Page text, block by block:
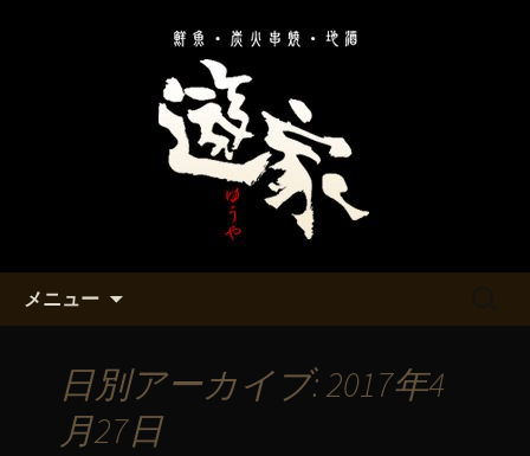
溝の口と二子玉川の居酒屋「遊
家～ゆうや～」
うや～」のお知らせ
メニュー
日別アーカイブ: 2017年4
月27日